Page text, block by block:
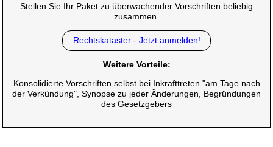
Stellen Sie Ihr Paket zu überwachender Vorschriften beliebig
zusammen.
Rechtskataster - Jetzt anmelden!
Weitere Vorteile:
Konsolidierte Vorschriften selbst bei Inkrafttreten "am Tage nach
der Verkündung", Synopse zu jeder Änderungen, Begründungen
des Gesetzgebers